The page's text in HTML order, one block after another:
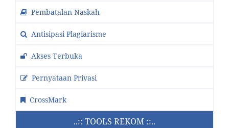
Pembatalan Naskah
Antisipasi Plagiarisme
Akses Terbuka
Pernyataan Privasi
CrossMark
..:: TOOLS REKOM ::..